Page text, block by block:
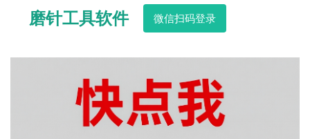
磨针工具软件 微信扫码登录